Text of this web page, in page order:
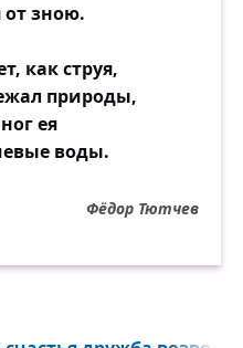
зною.
как струя,
природы,
ея
воды.
Фёдор Тютчев